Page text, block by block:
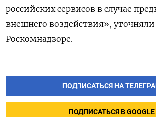
российских сервисов в случае
внешнего воздействия», уточняли
Роскомнадзоре.
ПОДПИСАТЬСЯ НА
ПОДПИСАТЬСЯ В GOOGLE